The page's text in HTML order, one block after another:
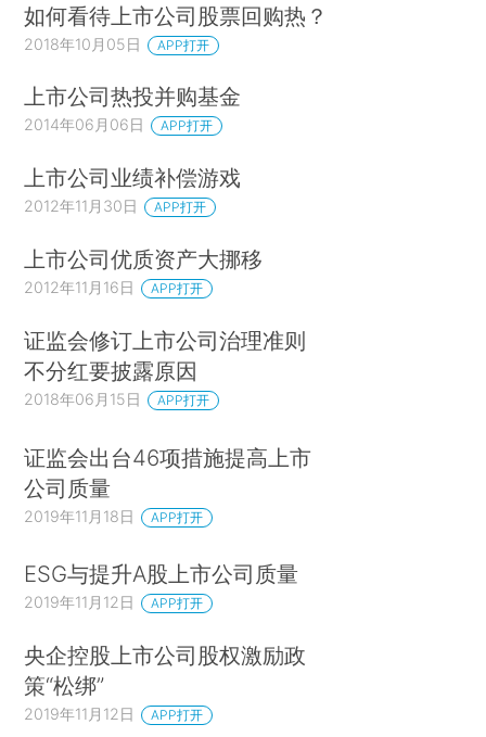
如何看待上市公司股票回购热？
2018年10月05日 APP打开
上市公司热投并购基金
2014年06月06日 APP打开
上市公司业绩补偿游戏
2012年11月30日 APP打开
上市公司优质资产大挪移
2012年11月16日 APP打开
证监会修订上市公司治理准则
不分红要披露原因
2018年06月15日 APP打开
证监会出台46项措施提高上市
公司质量
2019年11月18日 APP打开
ESG与提升A股上市公司质量
2019年11月12日 APP打开
央企控股上市公司股权激励政
策“松绑”
2019年11月12日 APP打开